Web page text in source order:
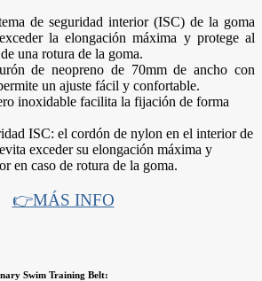
de seguridad interior (ISC) de la goma
la elongación máxima y protege al
una rotura de la goma.
de neopreno de 70mm de ancho con
un ajuste fácil y confortable.
inoxidable facilita la fijación de forma
ISC: el cordón de nylon en el interior de
exceder su elongación máxima y
en caso de rotura de la goma.
👉MÁS INFO
Swim Training Belt: